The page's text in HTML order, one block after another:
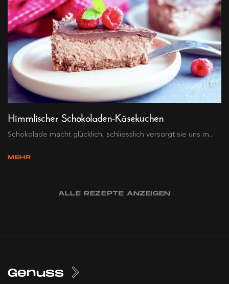
Himmlischer Schokoladen-Käsekuchen
Schokolade macht glücklich, schliesslich versorgt sie uns m...
MEHR
ALLE REZEPTE ANZEIGEN
Genuss